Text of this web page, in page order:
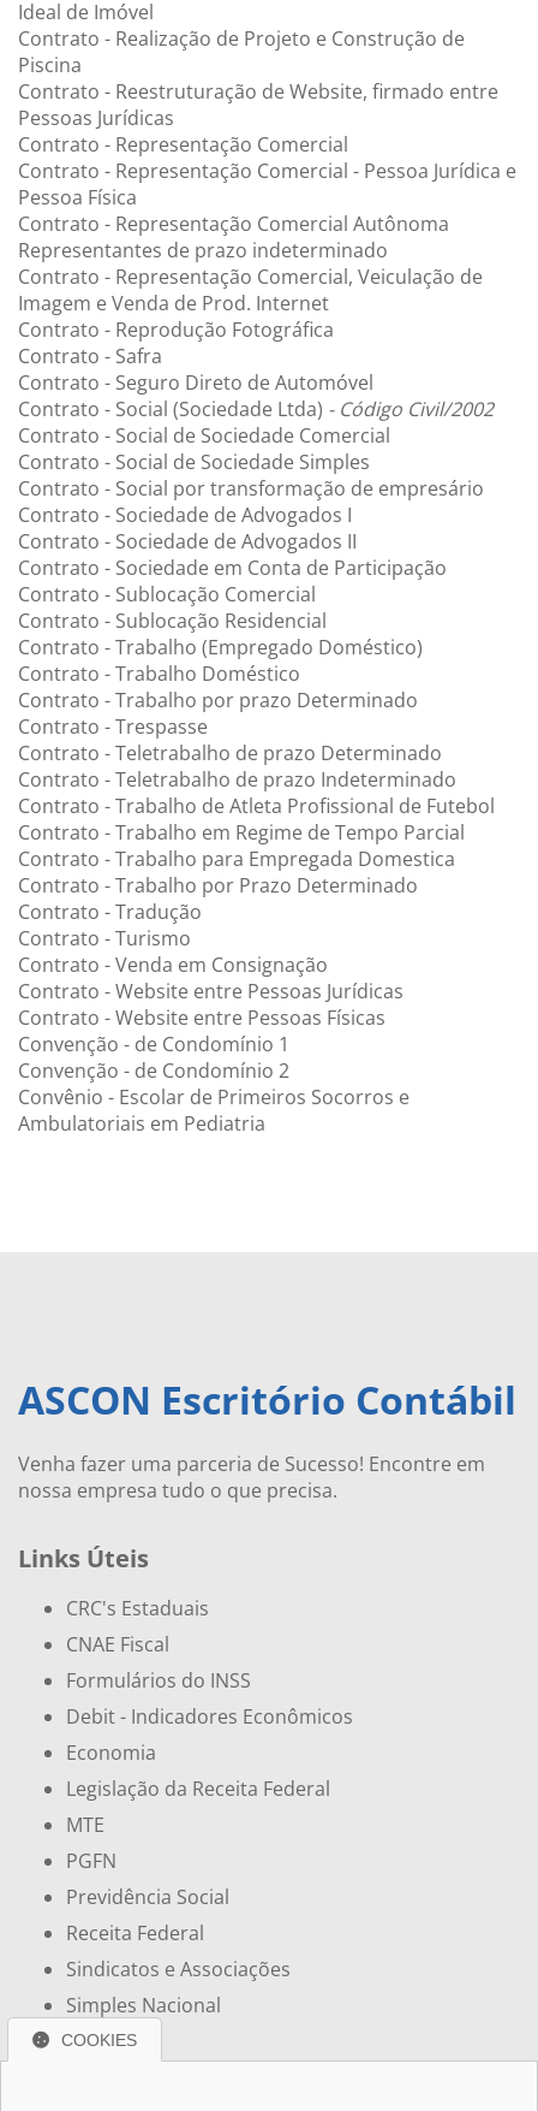
Ideal de Imóvel
Contrato - Realização de Projeto e Construção de
Piscina
Contrato - Reestruturação de Website, firmado entre
Pessoas Jurídicas
Contrato - Representação Comercial
Contrato - Representação Comercial - Pessoa Jurídica e
Pessoa Física
Contrato - Representação Comercial Autônoma
Representantes de prazo indeterminado
Contrato - Representação Comercial, Veiculação de
Imagem e Venda de Prod. Internet
Contrato - Reprodução Fotográfica
Contrato - Safra
Contrato - Seguro Direto de Automóvel
Contrato - Social (Sociedade Ltda) - Código Civil/2002
Contrato - Social de Sociedade Comercial
Contrato - Social de Sociedade Simples
Contrato - Social por transformação de empresário
Contrato - Sociedade de Advogados I
Contrato - Sociedade de Advogados II
Contrato - Sociedade em Conta de Participação
Contrato - Sublocação Comercial
Contrato - Sublocação Residencial
Contrato - Trabalho (Empregado Doméstico)
Contrato - Trabalho Doméstico
Contrato - Trabalho por prazo Determinado
Contrato - Trespasse
Contrato - Teletrabalho de prazo Determinado
Contrato - Teletrabalho de prazo Indeterminado
Contrato - Trabalho de Atleta Profissional de Futebol
Contrato - Trabalho em Regime de Tempo Parcial
Contrato - Trabalho para Empregada Domestica
Contrato - Trabalho por Prazo Determinado
Contrato - Tradução
Contrato - Turismo
Contrato - Venda em Consignação
Contrato - Website entre Pessoas Jurídicas
Contrato - Website entre Pessoas Físicas
Convenção - de Condomínio 1
Convenção - de Condomínio 2
Convênio - Escolar de Primeiros Socorros e
Ambulatoriais em Pediatria
ASCON Escritório Contábil
Venha fazer uma parceria de Sucesso! Encontre em
nossa empresa tudo o que precisa.
Links Úteis
CRC's Estaduais
CNAE Fiscal
Formulários do INSS
Debit - Indicadores Econômicos
Economia
Legislação da Receita Federal
MTE
PGFN
Previdência Social
Receita Federal
Sindicatos e Associações
Simples Nacional
COOKIES